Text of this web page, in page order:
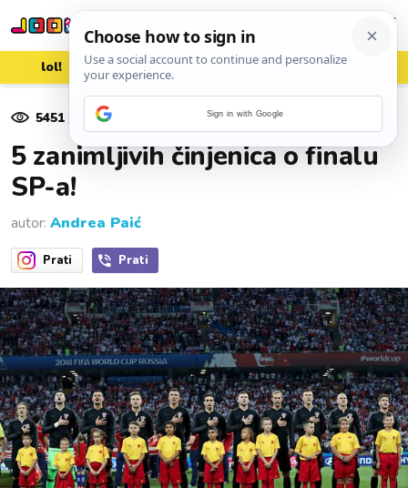
lol! aww vrh! woot?!
5451 pregleda
5 zanimljivih činjenica o finalu
SP-a!
autor: Andrea Paić
Prati Prati
Sign in with Google